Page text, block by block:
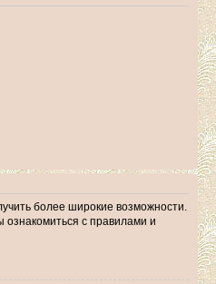
более широкие возможности.
с правилами и